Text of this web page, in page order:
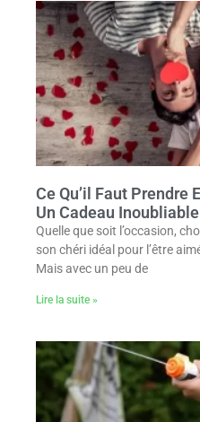
Ce Qu’il Faut Prendre
Un Cadeau
Quelle que soit l’occasion,
son chéri idéal pour l’être
Mais avec un peu de
Lire la suite »